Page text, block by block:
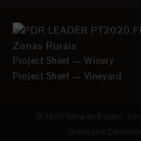
Project Sheet — Winery
Project Sheet — Vineyard
© 1970 Talha de Frades ·
Terms and